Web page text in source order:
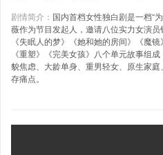
剧情简介： 国内首档女性独白剧是一档“
薇作为节目发起人，邀请八位实力女演
《失眠人的梦》《她和她的房间》《魔
《重塑》《完美女孩》八个单元故事组
貌焦虑、大龄单身、重男轻女、原生家
存痛点。